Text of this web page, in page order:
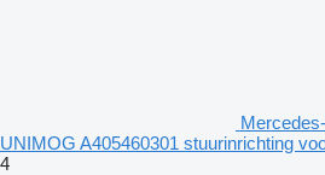
UNIMOG A405460301 stuurinrichting
4